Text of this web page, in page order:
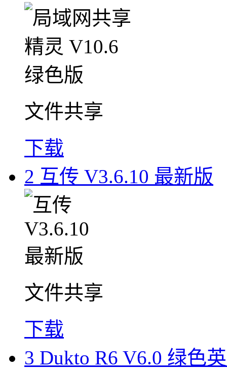
文件共享
下载
2 互传 V3.6.10 最新版
文件共享
下载
3 Dukto R6 V6.0 绿色